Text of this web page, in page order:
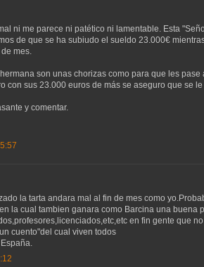
ni me parece ni patético ni lamentable. Esta
de que se ha subiudo el sueldo 23.000€
mes.
son unas chorizas como para que les pase
con sus 23.000 euros de más se aseguro que se
y comentar.
la tarta andara mal al fin de mes como
la cual tambien ganara como Barcina una buena
en fin gente que
cuento"del cual viven todos